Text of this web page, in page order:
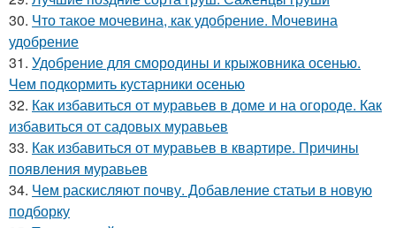
30. Что такое мочевина, как удобрение. Мочевина
удобрение
31. Удобрение для смородины и крыжовника осенью.
Чем подкормить кустарники осенью
32. Как избавиться от муравьев в доме и на огороде. Как
избавиться от садовых муравьев
33. Как избавиться от муравьев в квартире. Причины
появления муравьев
34. Чем раскисляют почву. Добавление статьи в новую
подборку